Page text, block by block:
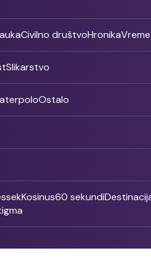
Civilno društvoHronikaVreme
Slikarstvo
Ostalo
Kosinus60 sekundi